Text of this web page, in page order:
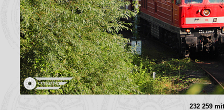
232 259